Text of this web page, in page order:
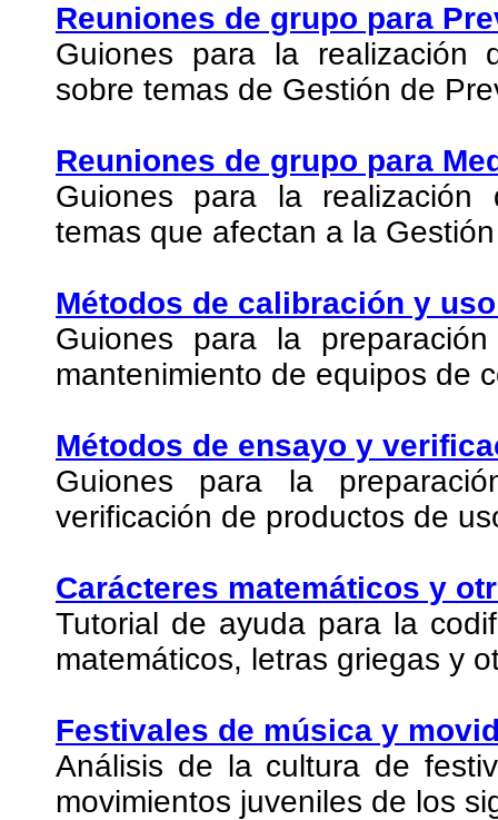
Reuniones de grupo para
Guiones para la realización
sobre temas de Gestión de
Reuniones de grupo para
Guiones para la
temas que afectan a la
Métodos de calibración y
Guiones para la
mantenimiento de equipos de
Métodos de ensayo y
Guiones para la
verificación de productos de
Carácteres matemáticos y
Tutorial de ayuda para la
matemáticos, letras griegas y
Festivales de música y
Análisis de la cultura de
movimientos juveniles de los